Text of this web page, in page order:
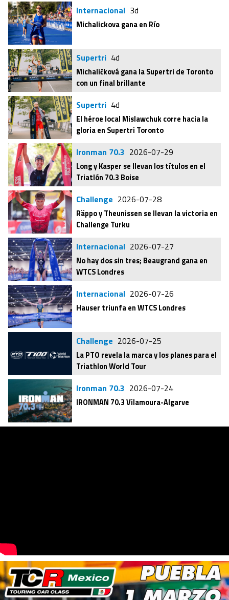
Internacional 3d
Michalickova gana en Río
Supertri 4d
Michaličková gana la Supertri de Toronto
con un final brillante
Supertri 4d
El héroe local Mislawchuk corre hacia la
gloria en Supertri Toronto
Ironman 70.3 2026-07-29
Long y Kasper se llevan los títulos en el
Triatlón 70.3 Boise
Challenge 2026-07-28
Räppo y Theunissen se llevan la victoria en
Challenge Turku
Internacional 2026-07-27
No hay dos sin tres; Beaugrand gana en
WTCS Londres
Internacional 2026-07-26
Hauser triunfa en WTCS Londres
Challenge 2026-07-25
La PTO revela la marca y los planes para el
Triathlon World Tour
Ironman 70.3 2026-07-24
IRONMAN 70.3 Vilamoura-Algarve